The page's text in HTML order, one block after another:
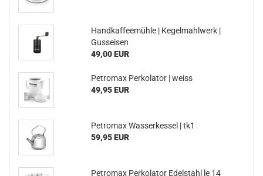
Handkaffeemühle | Kegelmahlwerk |
Gusseisen
49,00 EUR
Petromax Perkolator | weiss
49,95 EUR
Petromax Wasserkessel | tk1
59,95 EUR
Petromax Perkolator Edelstahl le 14